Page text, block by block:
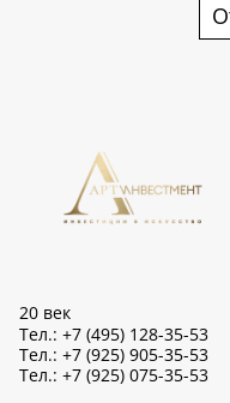
20 век
Тел.: +7 (495) 128-35-53
Тел.: +7 (925) 905-35-53
Тел.: +7 (925) 075-35-53